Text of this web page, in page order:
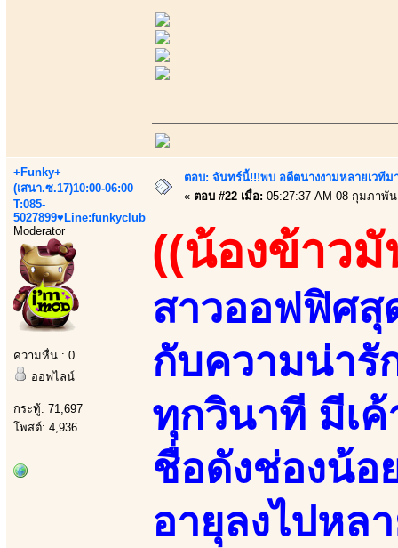
+Funky+
(เสนา.ซ.17)10:00-06:00
T:085-
5027899♥Line:funkyclub
Moderator
ความหื่น : 0
ออฟไลน์
กระทู้: 71,697
โพสต์: 4,936
ตอบ: จันทร์นี้!!!พบ อดีตนางงามหลายเวที
« ตอบ #22 เมื่อ: 05:27:37 AM 08 กุมภาพั
((น้องข้าวมั
สาวออฟฟิศสุ
กับความน่ารั
ทุกวินาที มีเ
ชื่อดังช่องน้อ
อายุลงไปหล